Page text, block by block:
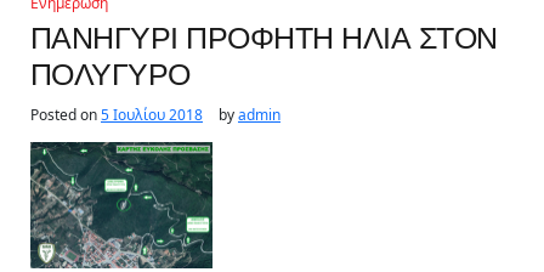
ΠΑΝΗΓΥΡΙ ΠΡΟΦΗΤΗ ΗΛΙΑ ΣΤΟΝ
ΠΟΛΥΓΥΡΟ
Posted on5 Ιουλίου 2018 byadmin